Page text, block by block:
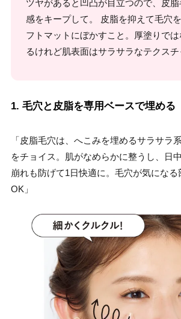
ツヤがあると凹凸が目立つので、皮
感をキープして。 皮脂を抑えて毛穴
フトマットにぼかすこと。厚塗りで
るけれど肌表面はサラサラなテクスチ
1. 毛穴と皮脂を専用ベースで埋める
「皮脂毛穴は、へこみを埋めるサラサラ
をチョイス。肌がなめらかに整うし、日
崩れも防げて1日快適に。毛穴が気にな
OK」